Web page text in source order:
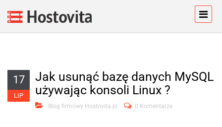
17
LIP
Jak usunąć bazę danych MySQL
używając konsoli Linux ?
Blog firmowy Hostovita.pl 0 Komentarze